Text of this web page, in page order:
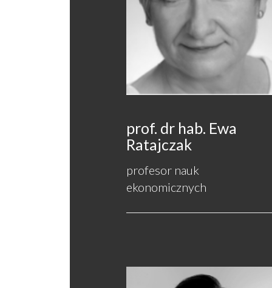
prof. dr hab. Ewa
Ratajczak
profesor nauk
ekonomicznych